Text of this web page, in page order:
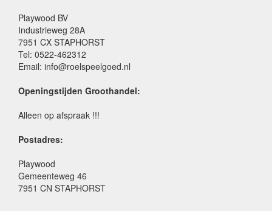
Playwood BV
Industrieweg 28A
7951 CX STAPHORST
Tel: 0522-462312
Email: info@roelspeelgoed.nl
Openingstijden Groothandel:
Alleen op afspraak !!!
Postadres:
Playwood
Gemeenteweg 46
7951 CN STAPHORST